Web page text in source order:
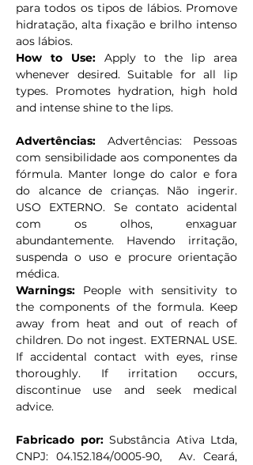
para todos os tipos de lábios. Promove
hidratação, alta fixação e brilho intenso
aos lábios.
How to Use: Apply to the lip area
whenever desired. Suitable for all lip
types. Promotes hydration, high hold
and intense shine to the lips.
Advertências: Advertências: Pessoas
com sensibilidade aos componentes da
fórmula. Manter longe do calor e fora
do alcance de crianças. Não ingerir.
USO EXTERNO. Se contato acidental
com os olhos, enxaguar
abundantemente. Havendo irritação,
suspenda o uso e procure orientação
médica.
Warnings: People with sensitivity to
the components of the formula. Keep
away from heat and out of reach of
children. Do not ingest. EXTERNAL USE.
If accidental contact with eyes, rinse
thoroughly. If irritation occurs,
discontinue use and seek medical
advice.
Fabricado por: Substância Ativa Ltda,
CNPJ: 04.152.184/0005-90,  Av. Ceará,